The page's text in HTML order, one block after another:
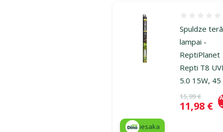
Spuldze
lampai -
ReptiPlanet
Repti T8
5.0 15W, 45
Oriģinālā
15,99 €
Cena
11,98 €
iesaka